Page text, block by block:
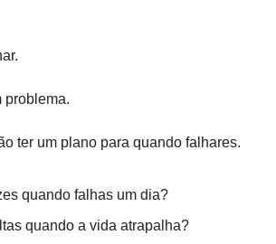
problema.
ter um plano para quando falhares.
quando falhas um dia?
quando a vida atrapalha?